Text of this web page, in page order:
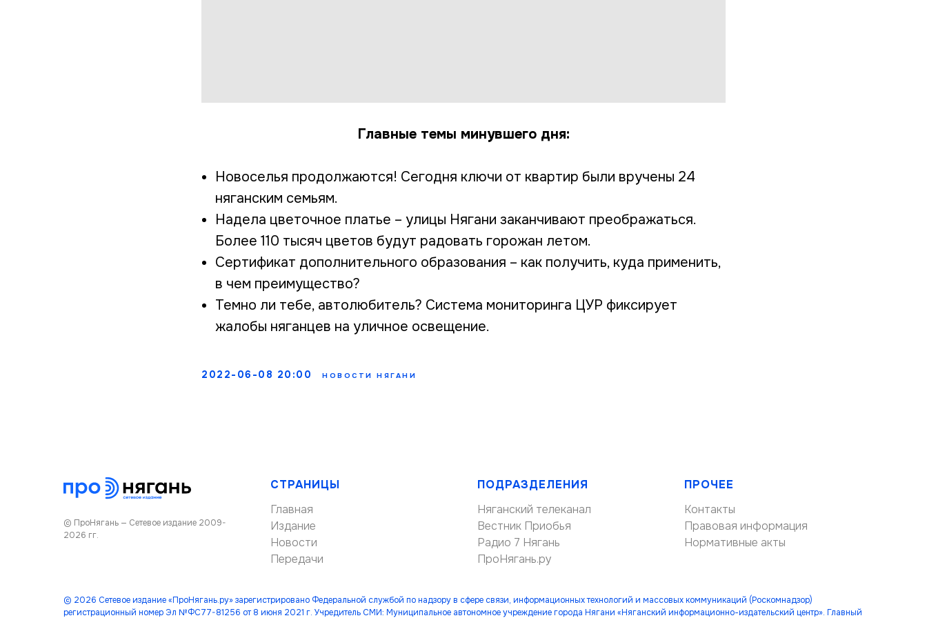
Главные темы минувшего дня:
Новоселья продолжаются! Сегодня ключи от квартир были вручены 24
няганским семьям.
Надела цветочное платье – улицы Нягани заканчивают преображаться.
Более 110 тысяч цветов будут радовать горожан летом.
Сертификат дополнительного образования – как получить, куда применить,
в чем преимущество?
Темно ли тебе, автолюбитель? Система мониторинга ЦУР фиксирует
жалобы няганцев на уличное освещение.
2022-06-08 20:00 НОВОСТИ НЯГАНИ
© ПроНягань — Сетевое издание 2009-
2026 гг.
СТРАНИЦЫ
Главная
Издание
Новости
Передачи
ПОДРАЗДЕЛЕНИЯ
Няганский телеканал
Вестник Приобья
Радио 7 Нягань
ПроНягань.ру
ПРОЧЕЕ
Контакты
Правовая информация
Нормативные акты
© 2026 Сетевое издание «ПроНягань.ру» зарегистрировано Федеральной службой по надзору в сфере связи, информационных технологий и массовых коммуникаций (Роскомнадзор)
регистрационный номер Эл №ФС77-81256 от 8 июня 2021 г. Учредитель СМИ: Муниципальное автономное учреждение города Нягани «Няганский информационно-издательский центр». Главный